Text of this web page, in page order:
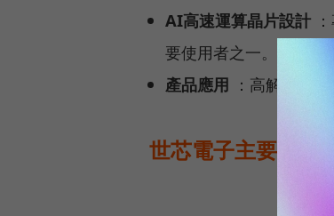
AI高速運算晶片設計
要使用者之一。
產品應用 ：高解析度
世芯電子主要客戶